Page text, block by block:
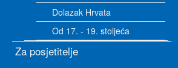
Dolazak Hrvata
Od 17. - 19. stoljeća
Za posjetitelje